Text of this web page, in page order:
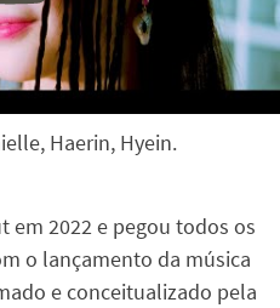
Haerin, Hyein.
em 2022 e pegou todos os
o lançamento da música
e conceitualizado pela